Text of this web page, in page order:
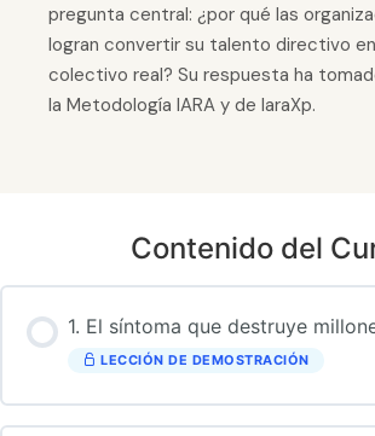
pregunta central: ¿por qué las
logran convertir su talento directivo
colectivo real? Su respuesta ha
la Metodología IARA y de IaraXp.
Contenido del
1. El síntoma que destruye
LECCIÓN DE DEMOSTRACIÓN